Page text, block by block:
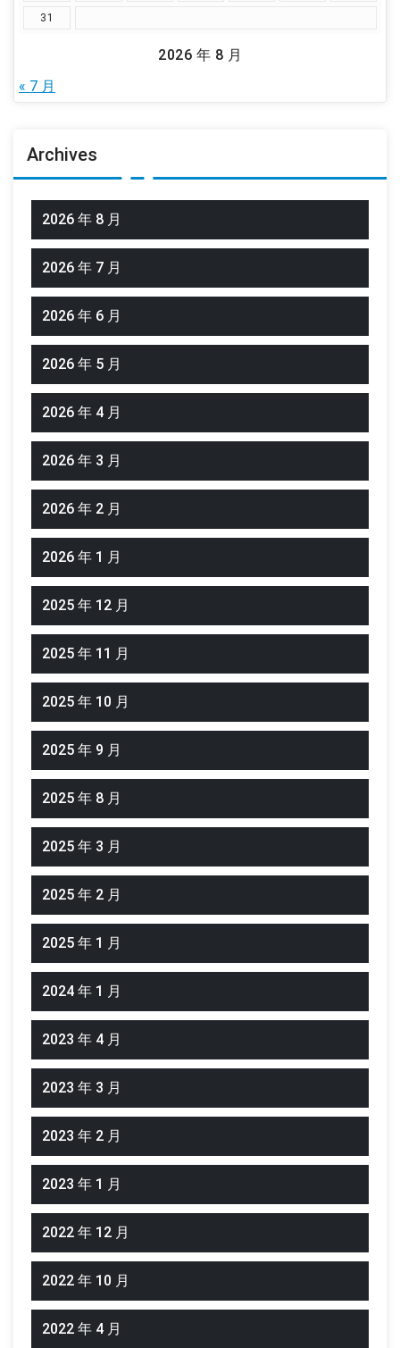
2026 年 8 月
31
« 7 月
Archives
2026 年 8 月
2026 年 7 月
2026 年 6 月
2026 年 5 月
2026 年 4 月
2026 年 3 月
2026 年 2 月
2026 年 1 月
2025 年 12 月
2025 年 11 月
2025 年 10 月
2025 年 9 月
2025 年 8 月
2025 年 3 月
2025 年 2 月
2025 年 1 月
2024 年 1 月
2023 年 4 月
2023 年 3 月
2023 年 2 月
2023 年 1 月
2022 年 12 月
2022 年 10 月
2022 年 4 月